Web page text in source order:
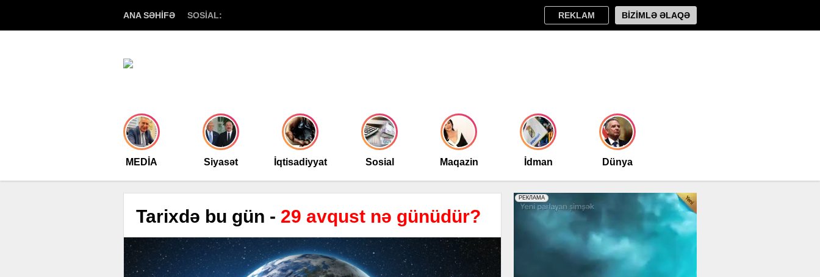
ANA SƏHİFƏ SOSİAL: REKLAM BİZİMLƏ ƏLAQƏ
MEDİA Siyasət İqtisadiyyat Sosial Maqazin İdman Dünya
Tarixdə bu gün - 29 avqust nə günüdür?